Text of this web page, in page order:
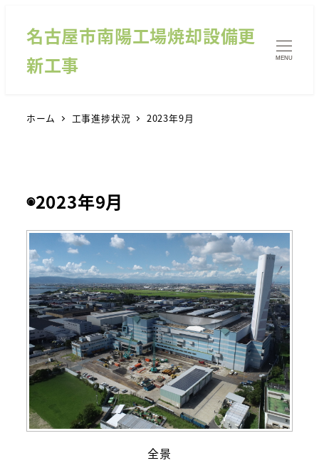
名古屋市南陽工場焼却設備更
新工事
MENU
ホーム 工事進捗状況 2023年9月
◉2023年9月
全景